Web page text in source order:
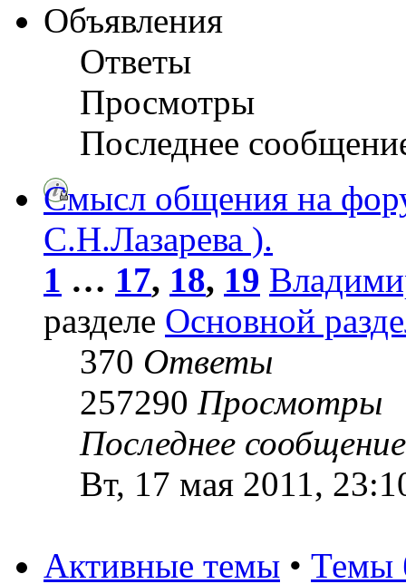
Объявления
Ответы
Просмотры
Последнее
Смысл общения на
С.Н.Лазарева ).
1 … 17, 18, 19
разделе Основной
370 Ответы
257290 Просмотры
Последнее
Вт, 17 мая 2011,
Активные темы • Темы